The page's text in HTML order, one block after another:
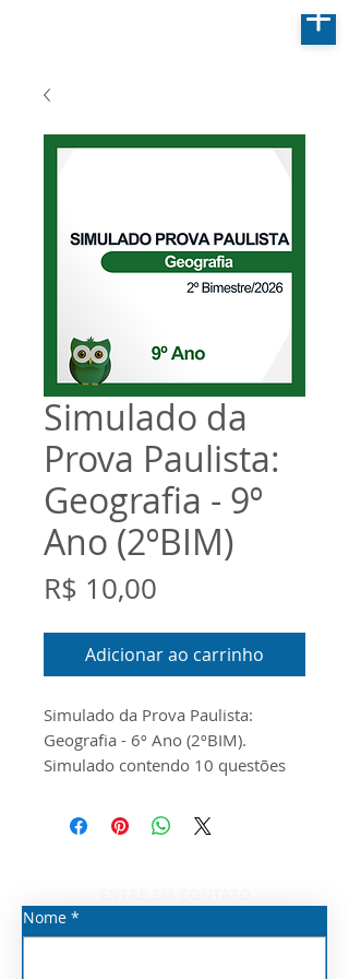
Simulado da
Prova Paulista:
Geografia - 9º
Ano (2ºBIM)
R$ 10,00
Adicionar ao carrinho
Simulado da Prova Paulista:
Geografia - 6º Ano (2ºBIM).
Simulado contendo 10 questões
Nome *